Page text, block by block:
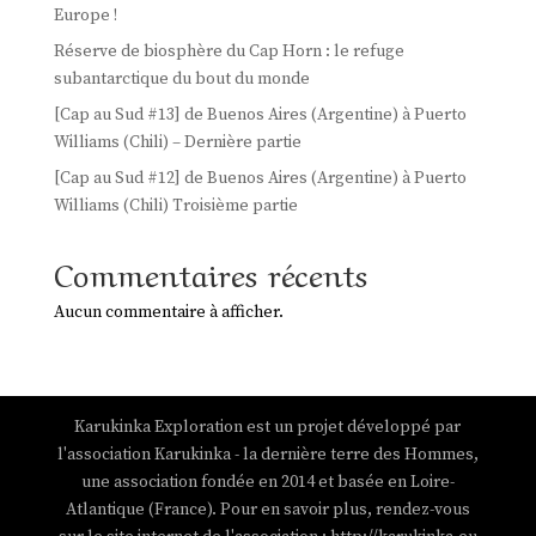
Europe !
Réserve de biosphère du Cap Horn : le refuge
subantarctique du bout du monde
[Cap au Sud #13] de Buenos Aires (Argentine) à Puerto
Williams (Chili) – Dernière partie
[Cap au Sud #12] de Buenos Aires (Argentine) à Puerto
Williams (Chili) Troisième partie
Commentaires récents
Aucun commentaire à afficher.
Karukinka Exploration est un projet développé par
l'association Karukinka - la dernière terre des Hommes,
une association fondée en 2014 et basée en Loire-
Atlantique (France). Pour en savoir plus, rendez-vous